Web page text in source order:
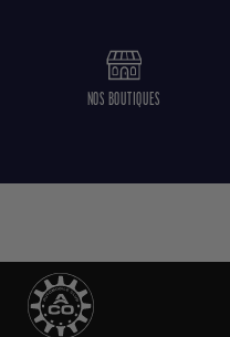
NOS BOUTIQUES